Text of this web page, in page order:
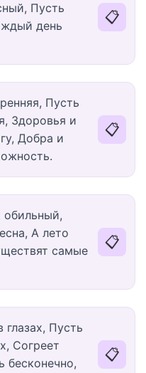
Пусть
день
📋
Пусть
Здоровья и
Добра и
📋
обильный,
А лето
самые
📋
Пусть
Согреет
бесконечно,
📋